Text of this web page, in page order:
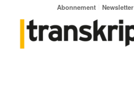
Abonnement Newsletter